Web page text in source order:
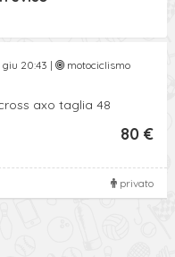
giu 20:43 | motociclismo
axo taglia 48
80 €
privato